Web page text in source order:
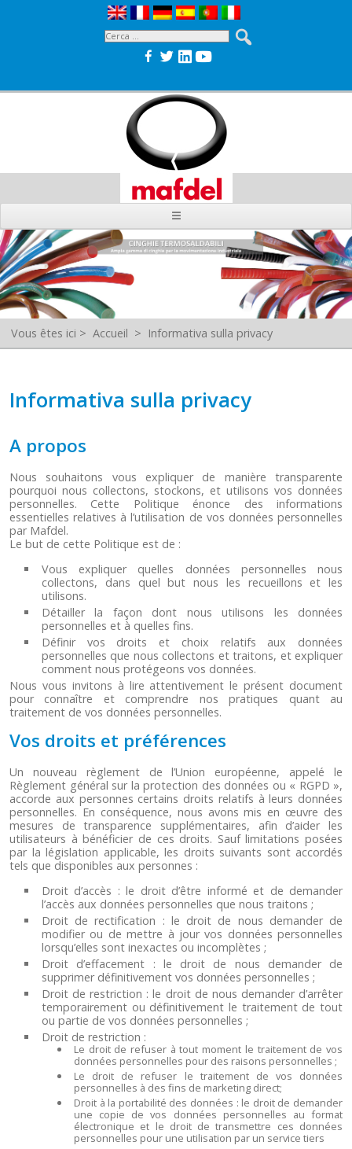
Vous êtes ici > Accueil > Informativa sulla privacy
Informativa sulla privacy
A propos
Nous souhaitons vous expliquer de manière transparente
pourquoi nous collectons, stockons, et utilisons vos données
personnelles. Cette Politique énonce des informations
essentielles relatives à l’utilisation de vos données personnelles
par Mafdel.
Le but de cette Politique est de :
Vous expliquer quelles données personnelles nous
collectons, dans quel but nous les recueillons et les
utilisons.
Détailler la façon dont nous utilisons les données
personnelles et à quelles fins.
Définir vos droits et choix relatifs aux données
personnelles que nous collectons et traitons, et expliquer
comment nous protégeons vos données.
Nous vous invitons à lire attentivement le présent document
pour connaître et comprendre nos pratiques quant au
traitement de vos données personnelles.
Vos droits et préférences
Un nouveau règlement de l’Union européenne, appelé le
Règlement général sur la protection des données ou « RGPD »,
accorde aux personnes certains droits relatifs à leurs données
personnelles. En conséquence, nous avons mis en œuvre des
mesures de transparence supplémentaires, afin d’aider les
utilisateurs à bénéficier de ces droits. Sauf limitations posées
par la législation applicable, les droits suivants sont accordés
tels que disponibles aux personnes :
Droit d’accès : le droit d’être informé et de demander
l’accès aux données personnelles que nous traitons ;
Droit de rectification : le droit de nous demander de
modifier ou de mettre à jour vos données personnelles
lorsqu’elles sont inexactes ou incomplètes ;
Droit d’effacement : le droit de nous demander de
supprimer définitivement vos données personnelles ;
Droit de restriction : le droit de nous demander d’arrêter
temporairement ou définitivement le traitement de tout
ou partie de vos données personnelles ;
Droit de restriction :
Le droit de refuser à tout moment le traitement de vos
données personnelles pour des raisons personnelles ;
Le droit de refuser le traitement de vos données
personnelles à des fins de marketing direct;
Droit à la portabilité des données : le droit de demander
une copie de vos données personnelles au format
électronique et le droit de transmettre ces données
personnelles pour une utilisation par un service tiers